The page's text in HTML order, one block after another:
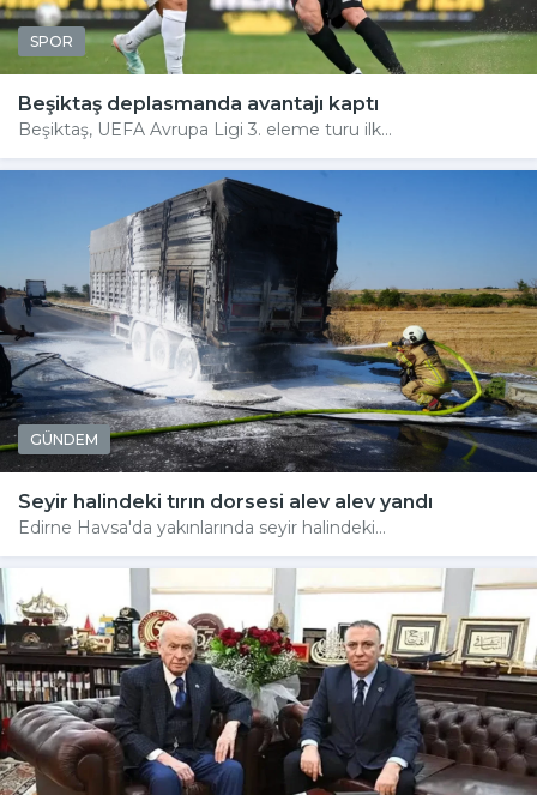
SPOR
Beşiktaş deplasmanda avantajı kaptı
Beşiktaş, UEFA Avrupa Ligi 3. eleme turu ilk...
GÜNDEM
Seyir halindeki tırın dorsesi alev alev yandı
Edirne Havsa'da yakınlarında seyir halindeki...